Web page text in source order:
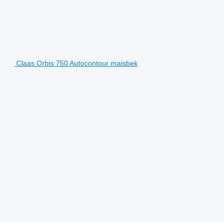
Claas Orbis 750 Autocontour maisbek